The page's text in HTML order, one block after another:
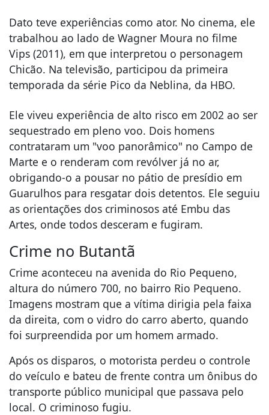
Dato teve experiências como ator. No cinema, ele
trabalhou ao lado de Wagner Moura no filme
Vips (2011), em que interpretou o personagem
Chicão. Na televisão, participou da primeira
temporada da série Pico da Neblina, da HBO.
Ele viveu experiência de alto risco em 2002 ao ser
sequestrado em pleno voo. Dois homens
contrataram um "voo panorâmico" no Campo de
Marte e o renderam com revólver já no ar,
obrigando-o a pousar no pátio de presídio em
Guarulhos para resgatar dois detentos. Ele seguiu
as orientações dos criminosos até Embu das
Artes, onde todos desceram e fugiram.
Crime no Butantã
Crime aconteceu na avenida do Rio Pequeno,
altura do número 700, no bairro Rio Pequeno.
Imagens mostram que a vítima dirigia pela faixa
da direita, com o vidro do carro aberto, quando
foi surpreendida por um homem armado.
Após os disparos, o motorista perdeu o controle
do veículo e bateu de frente contra um ônibus do
transporte público municipal que passava pelo
local. O criminoso fugiu.